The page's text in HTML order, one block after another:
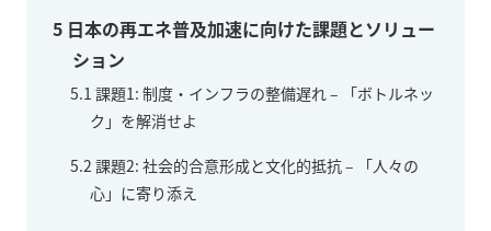
5 日本の再エネ普及加速に向けた課題とソリュー
ション
5.1 課題1: 制度・インフラの整備遅れ – 「ボトルネッ
ク」を解消せよ
5.2 課題2: 社会的合意形成と文化的抵抗 – 「人々の
心」に寄り添え